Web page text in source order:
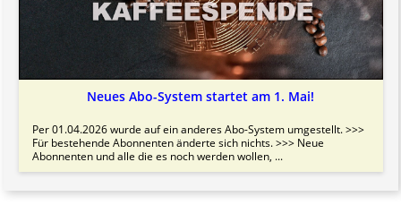
Neues Abo-System startet am 1. Mai!
Per 01.04.2026 wurde auf ein anderes Abo-System umgestellt. >>>
Für bestehende Abonnenten änderte sich nichts. >>> Neue
Abonnenten und alle die es noch werden wollen, ...